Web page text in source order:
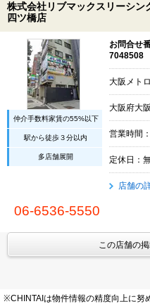
株式会社リブマックスリーシン
四ツ橋店
仲介手数料家賃の55%以下
駅から徒歩３分以内
多店舗展開
お問合せ
7048508
大阪メト
大阪府大
営業時間
定休日：
店舗の
06-6536-5550
この店舗の
※CHINTAIは物件情報の精度向上に努